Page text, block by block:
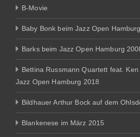
B-Movie
Baby Bonk beim Jazz Open
Barks beim Jazz Open Hamburg
Bettina Russmann Quartett feat.
Jazz Open Hamburg 2018
Bildhauer Arthur Bock auf dem
Blankenese im März 2015